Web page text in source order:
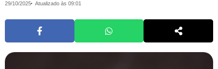
29/10/2025 Atualizado às 09:01